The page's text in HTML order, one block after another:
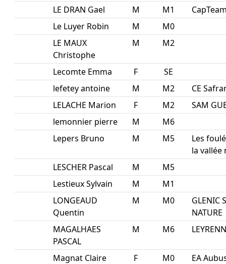
LE DRAN Gael
M M1
Le Luyer Robin
M
M0
LE MAUX
Christophe
M M2
Lecomte Emma F
SE
lefetey antoine
M M2
CE
LELACHE Marion
F M2
SAM
lemonnier pierre
M
M6
Lepers Bruno
M M5
Les
la vallée
LESCHER Pascal
M
M5
Lestieux Sylvain
M
M1
LONGEAUD
Quentin
M M0
GLENIC
NATURE
MAGALHAES
PASCAL
M M6
Magnat Claire F M0
EA